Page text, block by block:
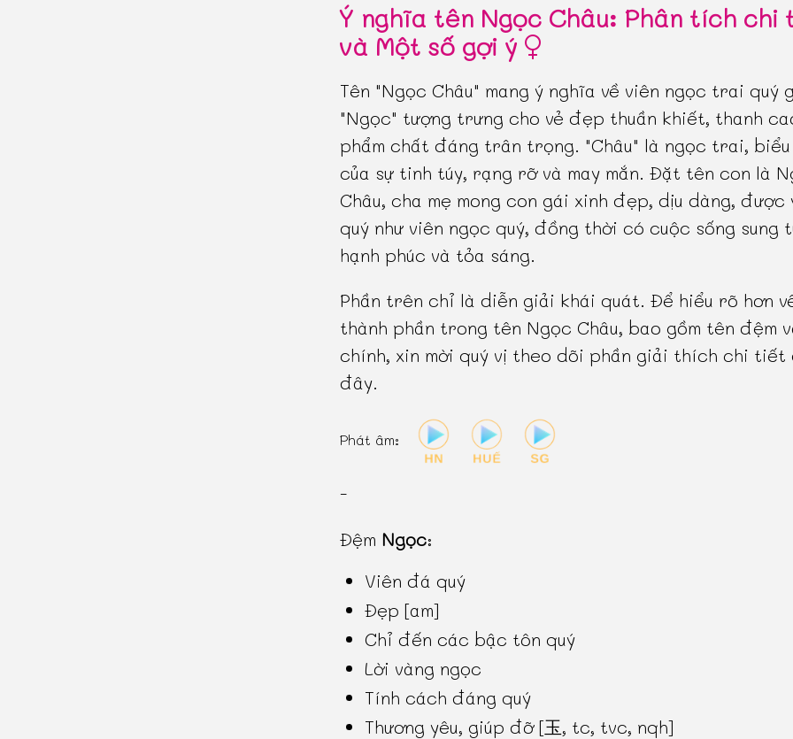
Ý nghĩa tên Ngọc Châu: Phân tích chi
và Một số gợi ý
Tên "Ngọc Châu" mang ý nghĩa về viên ngọc trai quý
"Ngọc" tượng trưng cho vẻ đẹp thuần khiết, thanh
phẩm chất đáng trân trọng. "Châu" là ngọc trai,
của sự tinh túy, rạng rỡ và may mắn. Đặt tên con là
Châu, cha mẹ mong con gái xinh đẹp, dịu dàng, được
quý như viên ngọc quý, đồng thời có cuộc sống sung
hạnh phúc và tỏa sáng.
Phần trên chỉ là diễn giải khái quát. Để hiểu rõ hơn
thành phần trong tên Ngọc Châu, bao gồm tên đệm
chính, xin mời quý vị theo dõi phần giải thích chi tiết
đây.
Phát âm:
-
Đệm Ngọc:
Viên đá quý
Đẹp [am]
Chỉ đến các bậc tôn quý
Lời vàng ngọc
Tính cách đáng quý
Thương yêu, giúp đỡ [玉, tc, tvc, nqh]